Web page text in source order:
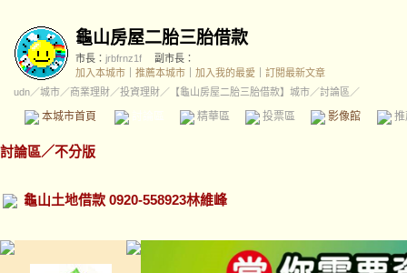
龜山房屋二胎三胎借款
市長： jrbfrnz1f
副市長：
加入本城市
推薦本城市 加入我的最愛
訂閱最新文章
udn／城市／商業理財／投資理財／ 【龜山房屋二胎三胎借款】城市／討論區／
本城市首頁 精華區 投票區 影像館
討論區／不分版
龜山土地借款 0920-558923林維峰